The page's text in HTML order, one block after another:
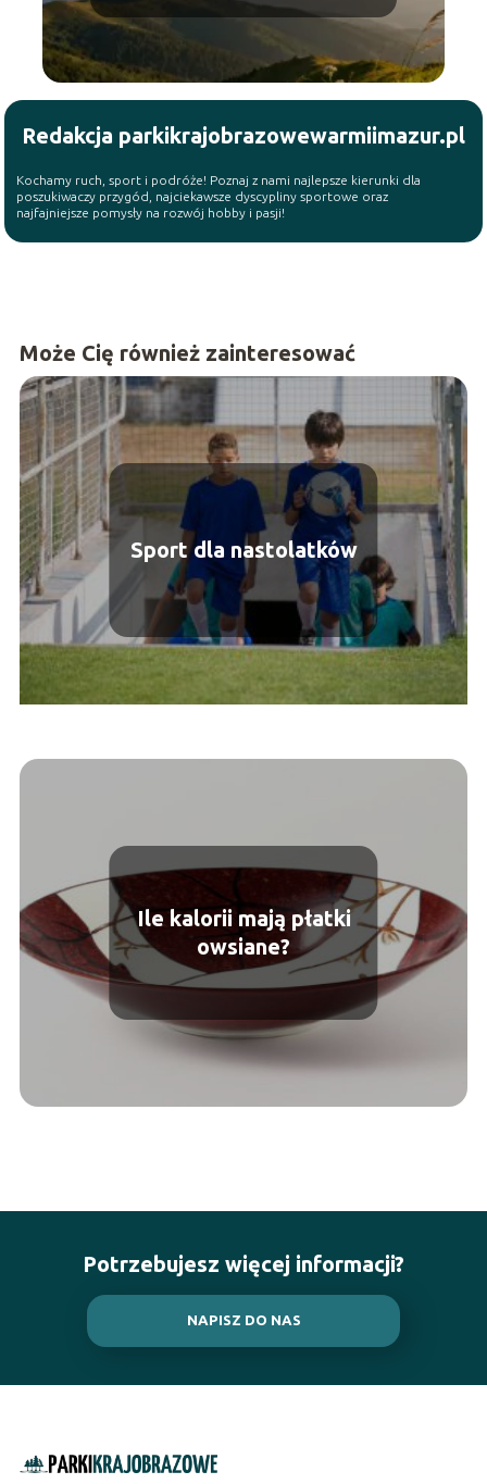
Redakcja parkikrajobrazowewarmiimazur.pl
Kochamy ruch, sport i podróże! Poznaj z nami najlepsze kierunki dla
poszukiwaczy przygód, najciekawsze dyscypliny sportowe oraz
najfajniejsze pomysły na rozwój hobby i pasji!
Może Cię również zainteresować
Sport dla nastolatków
Ile kalorii mają płatki
owsiane?
Potrzebujesz więcej informacji?
NAPISZ DO NAS